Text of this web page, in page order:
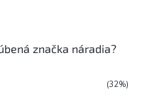
značka náradia?
(32%)